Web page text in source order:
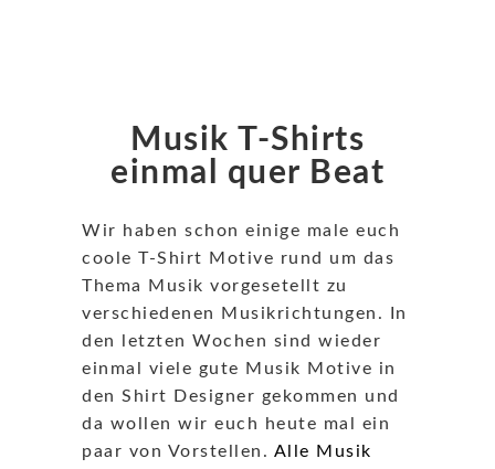
Musik T-Shirts
einmal quer Beat
Wir haben schon einige male euch
coole T-Shirt Motive rund um das
Thema Musik vorgesetellt zu
verschiedenen Musikrichtungen.
In
den letzten Wochen sind wieder
einmal viele gute Musik Motive in
den Shirt Designer gekommen und
da wollen wir euch heute mal ein
paar von Vorstellen. Alle Musik